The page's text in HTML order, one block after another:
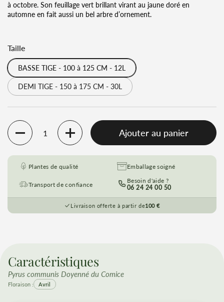
à octobre. Son feuillage vert brillant virant au jaune doré en
automne en fait aussi un bel arbre d’ornement.
Taille
BASSE TIGE - 100 à 125 CM - 12L
DEMI TIGE - 150 à 175 CM - 30L
Quantité Ajouter au panier
Plantes de qualité Emballage soigné
Transport de confiance
Besoin d'aide ?
06 24 24 00 50
Livraison offerte à partir de100 €
Caractéristiques
Pyrus communis Doyenné du Comice
Floraison : Avril